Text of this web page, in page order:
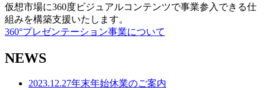
仮想市場に360度ビジュアルコンテンツで事業参入できる仕
組みを構築支援いたします。
360°プレゼンテーション事業について
NEWS
2023.12.27年末年始休業のご案内